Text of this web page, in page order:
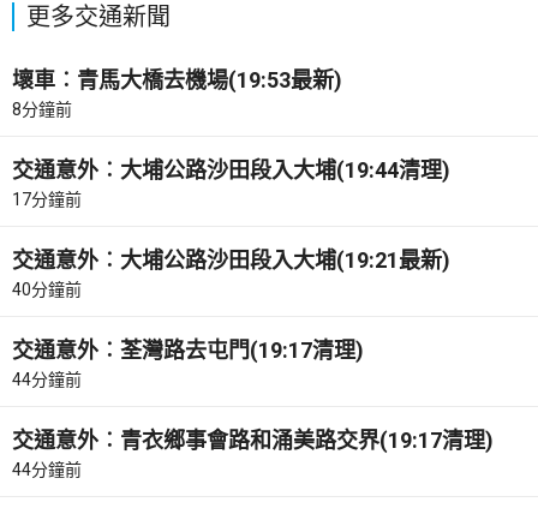
更多交通新聞
壞車︰青馬大橋去機場(19:53最新)
8分鐘前
交通意外︰大埔公路沙田段入大埔(19:44清理)
17分鐘前
交通意外︰大埔公路沙田段入大埔(19:21最新)
40分鐘前
交通意外︰荃灣路去屯門(19:17清理)
44分鐘前
交通意外︰青衣鄉事會路和涌美路交界(19:17清理)
44分鐘前